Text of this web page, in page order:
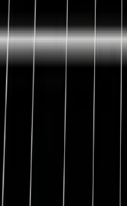
S&P Global
Hauptsitz
ISIN